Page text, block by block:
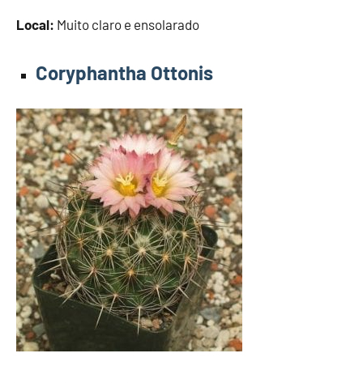
Local: Muito claro e ensolarado
Coryphantha Ottonis